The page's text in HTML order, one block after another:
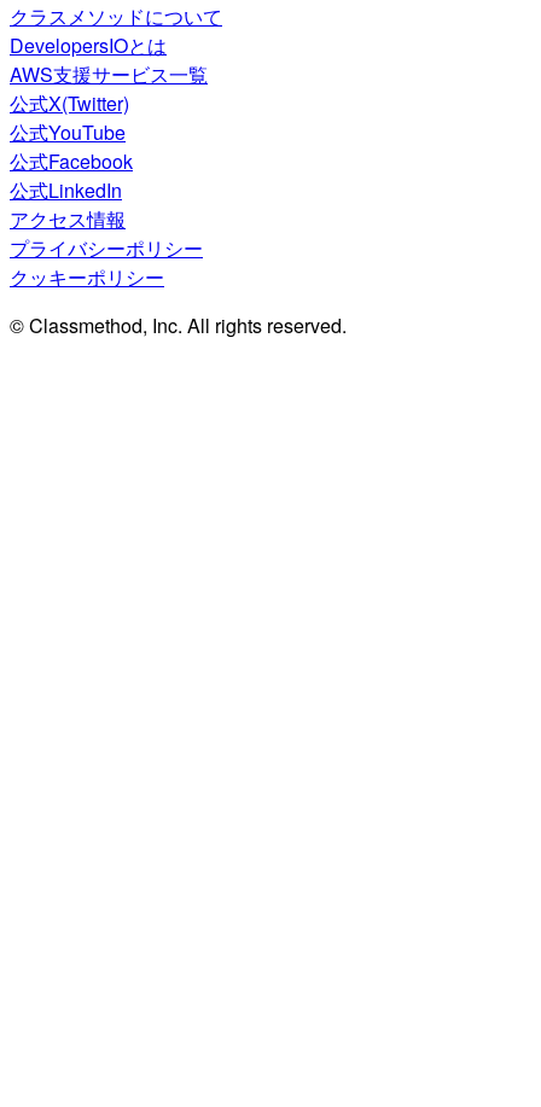
クラスメソッドについて
DevelopersIOとは
AWS支援サービス一覧
公式X(Twitter)
公式YouTube
公式Facebook
公式LinkedIn
アクセス情報
プライバシーポリシー
クッキーポリシー
© Classmethod, Inc. All rights reserved.